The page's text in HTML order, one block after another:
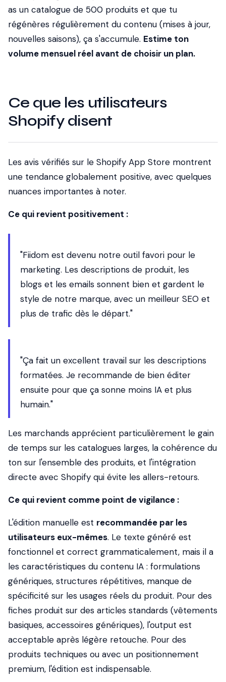
as un catalogue de 500 produits et que tu
régénères régulièrement du contenu (mises à jour,
nouvelles saisons), ça s'accumule. Estime ton
volume mensuel réel avant de choisir un plan.
Ce que les utilisateurs
Shopify disent
Les avis vérifiés sur le Shopify App Store montrent
une tendance globalement positive, avec quelques
nuances importantes à noter.
Ce qui revient positivement :
"Fiidom est devenu notre outil favori pour le
marketing. Les descriptions de produit, les
blogs et les emails sonnent bien et gardent le
style de notre marque, avec un meilleur SEO et
plus de trafic dès le départ."
"Ça fait un excellent travail sur les descriptions
formatées. Je recommande de bien éditer
ensuite pour que ça sonne moins IA et plus
humain."
Les marchands apprécient particulièrement le gain
de temps sur les catalogues larges, la cohérence du
ton sur l'ensemble des produits, et l'intégration
directe avec Shopify qui évite les allers-retours.
Ce qui revient comme point de vigilance :
L'édition manuelle est recommandée par les
utilisateurs eux-mêmes. Le texte généré est
fonctionnel et correct grammaticalement, mais il a
les caractéristiques du contenu IA : formulations
génériques, structures répétitives, manque de
spécificité sur les usages réels du produit. Pour des
fiches produit sur des articles standards (vêtements
basiques, accessoires génériques), l'output est
acceptable après légère retouche. Pour des
produits techniques ou avec un positionnement
premium, l'édition est indispensable.